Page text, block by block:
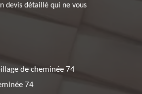
devis détaillé qui ne vous
de cheminée 74
74